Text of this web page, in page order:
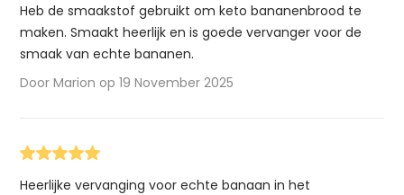
Heb de smaakstof gebruikt om keto bananenbrood te
maken. Smaakt heerlijk en is goede vervanger voor de
smaak van echte bananen.
Door Marion op 19 November 2025
Heerlijke vervanging voor echte banaan in het